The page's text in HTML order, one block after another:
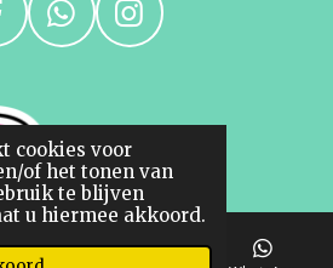
cookies voor
of het tonen van
te blijven
u hiermee akkoord.
W
t
s
A
p
p
I
t
a
g
r
a